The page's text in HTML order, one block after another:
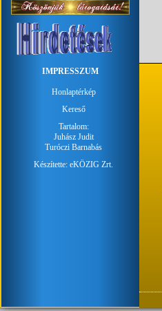
IMPRESSZUM
Honlaptérkép
Kereső
Tartalom:
Juhász Judit
Turóczi Barnabás
Készítette:eKÖZIG Zrt.